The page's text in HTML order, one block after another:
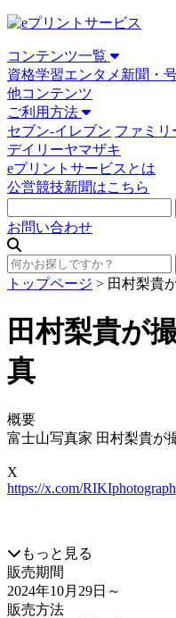
コンテンツ一覧
資格学習エンタメ 新聞・
他コンテンツ
ご利用方法
セブン-イレブン ファミリ
デイリーヤマザキ
eプリントサービスとは
公営競技新聞はこちら
お問い合わせ
トップページ > 田村梨貴
田村梨貴が
真
概要
富士山写真家 田村梨貴が
X
https://x.com/RIKIphotograph
もっと見る
販売期間
2024年10月29日 ～
販売方法